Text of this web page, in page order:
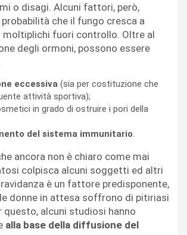
o disagi. Alcuni fattori, però,
che il fungo cresca a
moltiplichi fuori controllo. Oltre al
degli ormoni, possono essere
eccessiva (sia per costituzione che
attività sportiva);
in grado di ostruire i pori della
del sistema immunitario.
ancora non è chiaro come mai
colpisca alcuni soggetti ed altri
è un fattore predisponente,
donne in attesa soffrono di pitiriasi
questo, alcuni studiosi hanno
alla base della diffusione del